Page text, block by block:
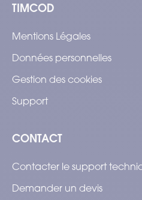
TIMCOD
Mentions Légales
Données personnelles
Gestion des cookies
Support
CONTACT
Contacter le support
Demander un devis